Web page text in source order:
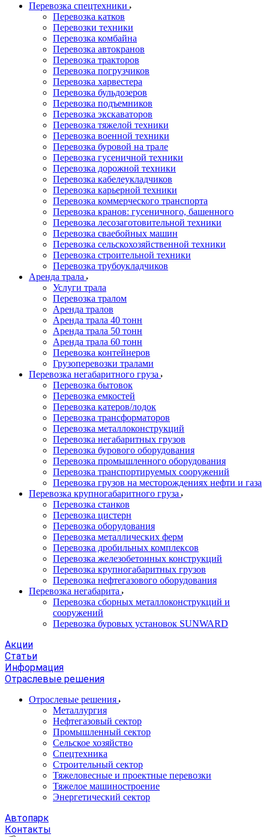
Перевозка спецтехники
Перевозка катков
Перевозки техники
Перевозка комбайна
Перевозка автокранов
Перевозка тракторов
Перевозка погрузчиков
Перевозка харвестера
Перевозка бульдозеров
Перевозка подъемников
Перевозка экскаваторов
Перевозка тяжелой техники
Перевозка военной техники
Перевозка буровой на трале
Перевозка гусеничной техники
Перевозка дорожной техники
Перевозка кабелеукладчиков
Перевозка карьерной техники
Перевозка коммерческого транспорта
Перевозка кранов: гусеничного, башенного
Перевозка лесозаготовительной техники
Перевозка сваебойных машин
Перевозка сельскохозяйственной техники
Перевозка строительной техники
Перевозка трубоукладчиков
Аренда трала
Услуги трала
Перевозка тралом
Аренда тралов
Аренда трала 40 тонн
Аренда трала 50 тонн
Аренда трала 60 тонн
Перевозка контейнеров
Грузоперевозки тралами
Перевозка негабаритного груза
Перевозка бытовок
Перевозка емкостей
Перевозка катеров/лодок
Перевозка трансформаторов
Перевозка металлоконструкций
Перевозка негабаритных грузов
Перевозка бурового оборудования
Перевозка промышленного оборудования
Перевозка транспортируемых сооружений
Перевозка грузов на месторождениях нефти и газа
Перевозка крупногабаритного груза
Перевозка станков
Перевозка цистерн
Перевозка оборудования
Перевозка металлических ферм
Перевозка дробильных комплексов
Перевозка железобетонных конструкций
Перевозка крупногабаритных грузов
Перевозка нефтегазового оборудования
Перевозка негабарита
Перевозка сборных металлоконструкций и
сооружений
Перевозка буровых установок SUNWARD
Акции
Статьи
Информация
Отраслевые решения
Отрослевые решения
Металлургия
Нефтегазовый сектор
Промышленный сектор
Сельское хозяйство
Спецтехника
Строительный сектор
Тяжеловесные и проектные перевозки
Тяжелое машиностроение
Энергетический сектор
Автопарк
Контакты